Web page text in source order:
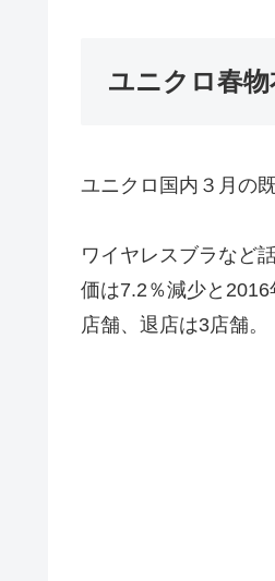
ユニクロ春
ユニクロ国内３月の
ワイヤレスブラなど
価は7.2％減少と
店舗、退店は3店舗。